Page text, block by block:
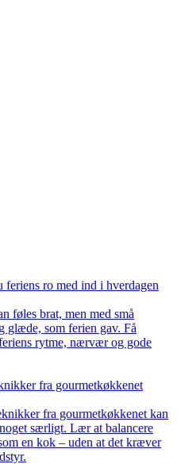
feriens ro med ind i hverdagen
føles brat, men med små
glæde, som ferien gav. Få
rytme, nærvær og gode
fra gourmetkøkkenet
fra gourmetkøkkenet kan
særligt. Lær at balancere
en kok – uden at det kræver